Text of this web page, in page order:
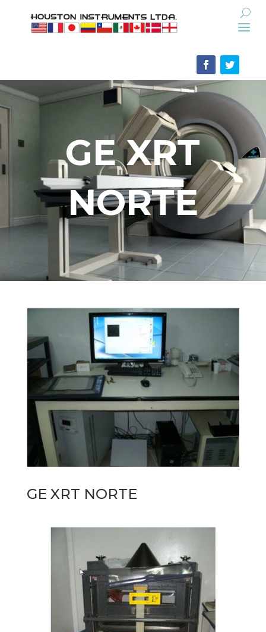
GE XRT
NORTE
GE XRT NORTE